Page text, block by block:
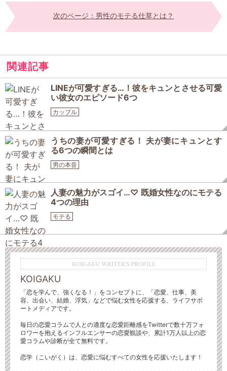
次のページ：男性のモテる仕草とは？
関連記事
LINEが可愛すぎる…！彼をキュンとさせる可愛
い彼女のエピソード6つ
カップル
うちの妻が可愛すぎる！ 夫が妻にキュンとす
る6つの瞬間とは
男の本音
人妻の魅力がスゴイ…♡ 既婚女性なのにモテる
4つの理由
モテる
KOIGAKU WRITER'S PROFILE
KOIGAKU
「恋を学んで、強くなる！」をコンセプトに、「恋愛、仕事、美
容、出会い、結婚、浮気」などで悩む女性を応援する、ライフサポ
ートメディアです。
毎日の恋愛コラムで人との適度な恋愛距離感をTwitterで数十万フォ
ロワーを抱えるインフルエンサーの恋愛観談や、累計1万人以上の恋
愛コラムや診断が全て無料です。
恋学（こいがく）は、恋愛に悩むすべての女性を応援いたします！